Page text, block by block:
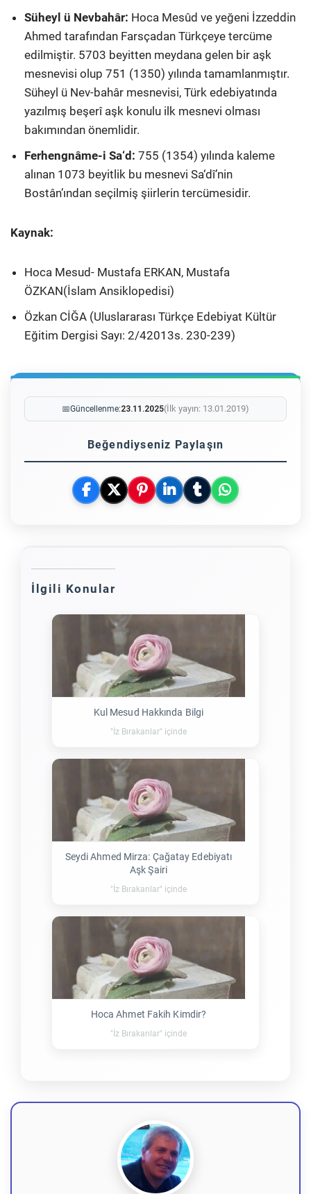
Süheyl ü Nevbahâr: Hoca Mesûd ve yeğeni İzzeddin
Ahmed tarafından Farsçadan Türkçeye tercüme
edilmiştir. 5703 beyitten meydana gelen bir aşk
mesnevisi olup 751 (1350) yılında tamamlanmıştır.
Süheyl ü Nev-bahâr mesnevisi, Türk edebiyatında
yazılmış beşerî aşk konulu ilk mesnevi olması
bakımından önemlidir.
Ferhengnâme-i Sa‘d: 755 (1354) yılında kaleme
alınan 1073 beyitlik bu mesnevi Sa‘dî’nin
Bostân’ından seçilmiş şiirlerin tercümesidir.
Kaynak:
Hoca Mesud- Mustafa ERKAN, Mustafa
ÖZKAN(İslam Ansiklopedisi)
Özkan CİĞA (Uluslararası Türkçe Edebiyat Kültür
Eğitim Dergisi Sayı: 2/42013s. 230-239)
📅Güncellenme:23.11.2025(İlk yayın: 13.01.2019)
Beğendiyseniz Paylaşın
İlgili Konular
Kul Mesud Hakkında Bilgi
"İz Bırakanlar" içinde
Seydi Ahmed Mirza: Çağatay Edebiyatı
Aşk Şairi
"İz Bırakanlar" içinde
Hoca Ahmet Fakih Kimdir?
"İz Bırakanlar" içinde